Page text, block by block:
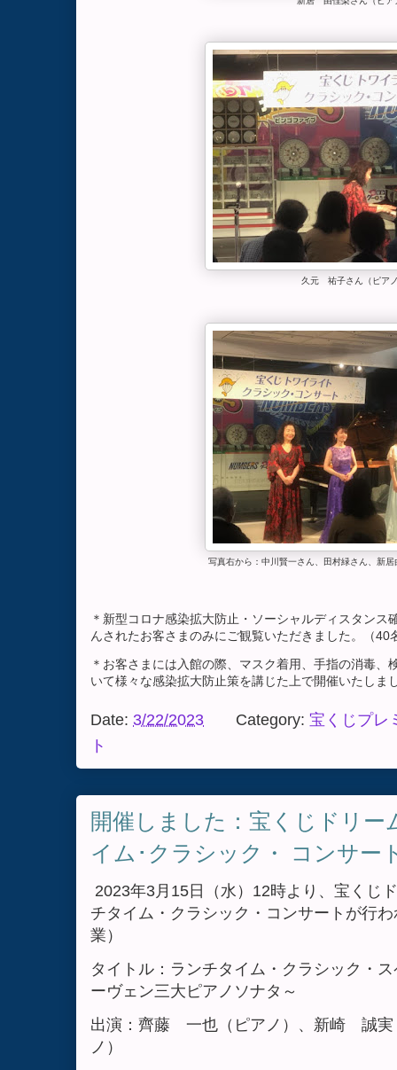
久元 祐子さん（ピア
写真右から：中川賢一さん、田村緑さん、新
＊新型コロナ感染拡大防止・ソーシャルディスタン
んされたお客さまのみにご観覧いただきました。（40
＊お客さまには入館の際、マスク着用、手指の消毒
いて様々な感染拡大防止策を講じた上で開催いたしま
Date: 3/22/2023 Category: 宝くじプレ
ト
開催しました：宝くじドリー
イム･クラシック・ コンサー
2023年3月15日（水）12時より、宝くじ
チタイム・クラシック・コンサートが行
業）
タイトル：ランチタイム・クラシック・
ーヴェン三大ピアノソナタ～
出演：齊藤 一也（ピアノ）、新崎 誠
ノ）